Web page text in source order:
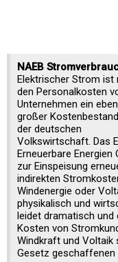
NAEB
Elektrischer Strom ist
den Personalkosten
Unternehmen ein
großer
der deutschen
Volkswirtschaft. Das
Erneuerbare Energien
zur Einspeisung
indirekten
Windenergie oder
physikalisch und
leidet dramatisch
Kosten von
Windkraft und Voltaik
Gesetz geschaffenen